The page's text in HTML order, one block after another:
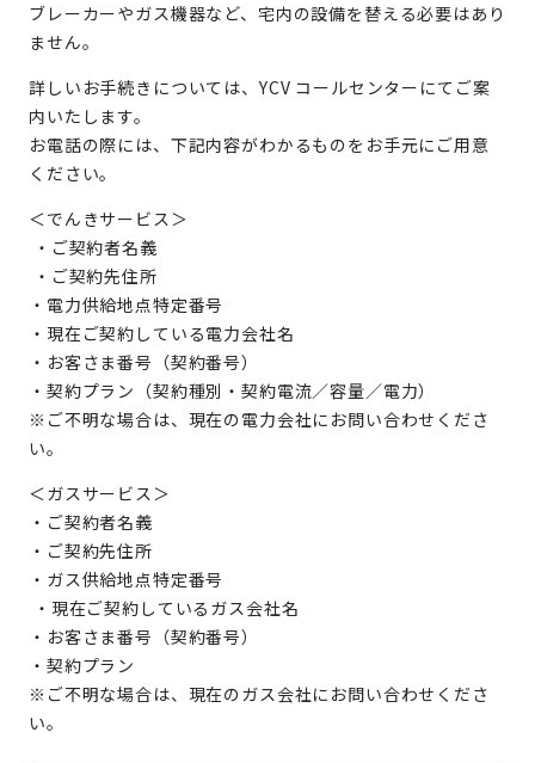
ブレーカーやガス機器など、宅内の設備を替える必要はあり
ません。
詳しいお手続きについては、YCV コールセンターにてご案
内いたします。
お電話の際には、下記内容がわかるものをお手元にご用意
ください。
＜でんきサービス＞
・ご契約者名義
・ご契約先住所
・電力供給地点特定番号
・現在ご契約している電力会社名
・お客さま番号（契約番号）
・契約プラン（契約種別・契約電流／容量／電力）
※ご不明な場合は、現在の電力会社にお問い合わせくださ
い。
＜ガスサービス＞
・ご契約者名義
・ご契約先住所
・ガス供給地点特定番号
・現在ご契約しているガス会社名
・お客さま番号（契約番号）
・契約プラン
※ご不明な場合は、現在のガス会社にお問い合わせくださ
い。